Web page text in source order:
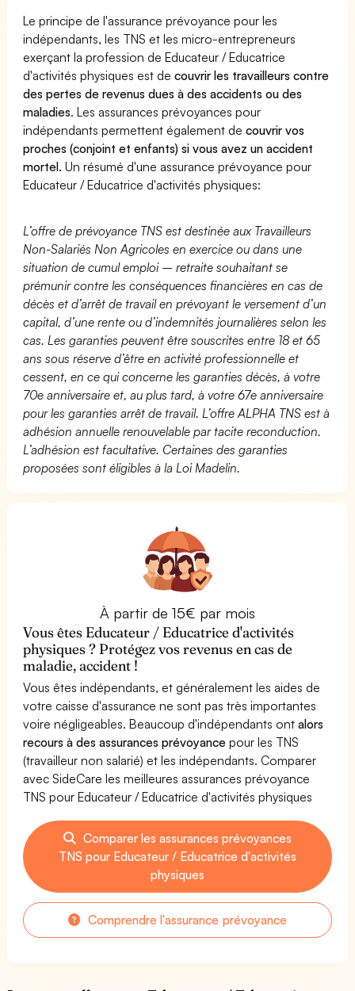
Le principe de l'assurance prévoyance pour les
indépendants, les TNS et les micro-entrepreneurs
exerçant la profession de Educateur / Educatrice
d'activités physiques est decouvrir les travailleurs contre
des pertes de revenus dues à des accidents ou des
maladies. Les assurances prévoyances pour
indépendants permettent également decouvrir vos
proches (conjoint et enfants) si vous avez un accident
mortel. Un résumé d'une assurance prévoyance pour
Educateur / Educatrice d'activités physiques:
L’offre de prévoyance TNS est destinée aux Travailleurs
Non-Salariés Non Agricoles en exercice ou dans une
situation de cumul emploi – retraite souhaitant se
prémunir contre les conséquences financières en cas de
décès et d’arrêt de travail en prévoyant le versement d’un
capital, d’une rente ou d’indemnités journalières selon les
cas. Les garanties peuvent être souscrites entre 18 et 65
ans sous réserve d’être en activité professionnelle et
cessent, en ce qui concerne les garanties décès, à votre
70e anniversaire et, au plus tard, à votre 67e anniversaire
pour les garanties arrêt de travail. L’offre ALPHA TNS est à
adhésion annuelle renouvelable par tacite reconduction.
L’adhésion est facultative. Certaines des garanties
proposées sont éligibles à la Loi Madelin.
À partir de 15€ par mois
Vous êtes Educateur / Educatrice d'activités
physiques ? Protégez vos revenus en cas de
maladie, accident !
Vous êtes indépendants, et généralement les aides de
votre caisse d'assurance ne sont pas très importantes
voire négligeables. Beaucoup d'indépendants ontalors
recours à des assurances prévoyance pour les TNS
(travailleur non salarié) et les indépendants. Comparer
avec SideCare les meilleures assurances prévoyance
TNS pour Educateur / Educatrice d'activités physiques
Comparer les assurances prévoyances
TNS pour Educateur / Educatrice d'activités
physiques
Comprendre l'assurance prévoyance